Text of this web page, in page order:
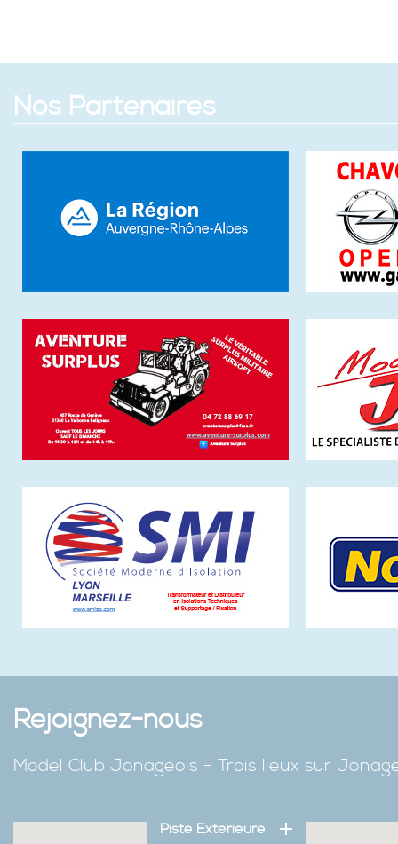
Nos Partenaires
Rejoignez-nous
Model Club Jonageois - Trois lieux sur
Piste Extérieure